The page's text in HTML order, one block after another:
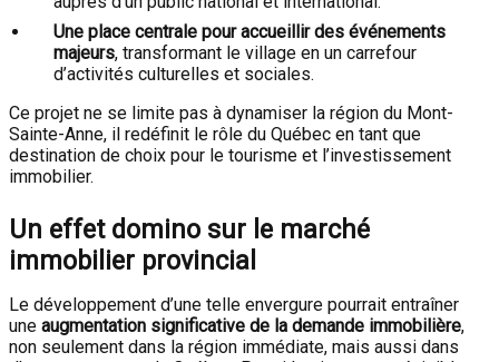
Une place centrale pour accueillir des événements
majeurs, transformant le village en un carrefour
d’activités culturelles et sociales.
Ce projet ne se limite pas à dynamiser la région du Mont-
Sainte-Anne, il redéfinit le rôle du Québec en tant que
destination de choix pour le tourisme et l’investissement
immobilier.
Un effet domino sur le marché
immobilier provincial
Le développement d’une telle envergure pourrait entraîner
une augmentation significative de la demande immobilière,
non seulement dans la région immédiate, mais aussi dans